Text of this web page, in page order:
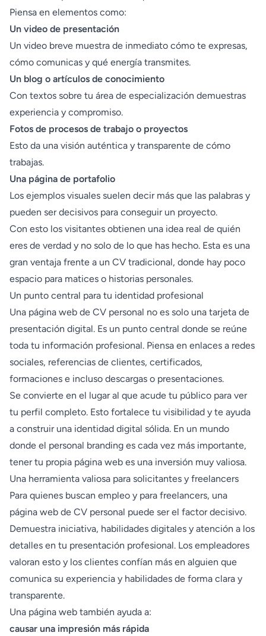
Piensa en elementos como:
Un video de presentación
Un video breve muestra de inmediato cómo te expresas,
cómo comunicas y qué energía transmites.
Un blog o artículos de conocimiento
Con textos sobre tu área de especialización demuestras
experiencia y compromiso.
Fotos de procesos de trabajo o proyectos
Esto da una visión auténtica y transparente de cómo
trabajas.
Una página de portafolio
Los ejemplos visuales suelen decir más que las palabras y
pueden ser decisivos para conseguir un proyecto.
Con esto los visitantes obtienen una idea real de quién
eres de verdad y no solo de lo que has hecho. Esta es una
gran ventaja frente a un CV tradicional, donde hay poco
espacio para matices o historias personales.
Un punto central para tu identidad profesional
Una página web de CV personal no es solo una tarjeta de
presentación digital. Es un punto central donde se reúne
toda tu información profesional. Piensa en enlaces a redes
sociales, referencias de clientes, certificados,
formaciones e incluso descargas o presentaciones.
Se convierte en el lugar al que acude tu público para ver
tu perfil completo. Esto fortalece tu visibilidad y te ayuda
a construir una identidad digital sólida. En un mundo
donde el personal branding es cada vez más importante,
tener tu propia página web es una inversión muy valiosa.
Una herramienta valiosa para solicitantes y freelancers
Para quienes buscan empleo y para freelancers, una
página web de CV personal puede ser el factor decisivo.
Demuestra iniciativa, habilidades digitales y atención a los
detalles en tu presentación profesional. Los empleadores
valoran esto y los clientes confían más en alguien que
comunica su experiencia y habilidades de forma clara y
transparente.
Una página web también ayuda a:
causar una impresión más rápida